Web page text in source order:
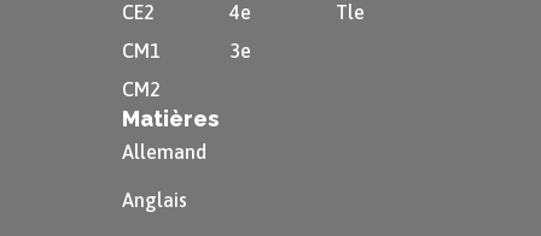
CE2
CM1
CM2
4e
3e
Tle
Matières
Allemand
Anglais